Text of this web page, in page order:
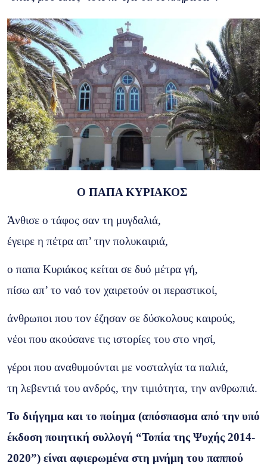
Ο ΠΑΠΑ ΚΥΡΙΑΚΟΣ
Άνθισε ο τάφος σαν τη μυγδαλιά,
έγειρε η πέτρα απ’ την πολυκαιριά,
ο παπα Κυριάκος κείται σε δυό μέτρα γή,
πίσω απ’ το ναό τον χαιρετούν οι περαστικοί,
άνθρωποι που τον έζησαν σε δύσκολους καιρούς,
νέοι που ακούσανε τις ιστορίες του στο νησί,
γέροι που αναθυμούνται με νοσταλγία τα παλιά,
τη λεβεντιά του ανδρός, την τιμιότητα, την ανθρωπιά.
Το διήγημα και το ποίημα (απόσπασμα από την υπό
έκδοση ποιητική συλλογή “Τοπία της Ψυχής 2014-
2020”) είναι αφιερωμένα στη μνήμη του παππού